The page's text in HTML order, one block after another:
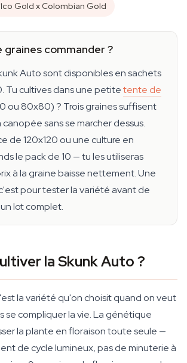
Gold x Colombian Gold
graines commander ?
Auto sont disponibles en sachets
Tu cultives dans une petitetente de
ou 80x80) ? Trois graines suffisent
sans se marcher dessus.
de 120x120 ou une culture en
le pack de 10 — tu les utiliseras
à la graine baisse nettement. Une
pour tester la variété avant de
lot complet.
la Skunk Auto ?
la variété qu'on choisit quand on veut
se compliquer la vie. La génétique
la plante en floraison toute seule —
de cycle lumineux, pas de minuterie à